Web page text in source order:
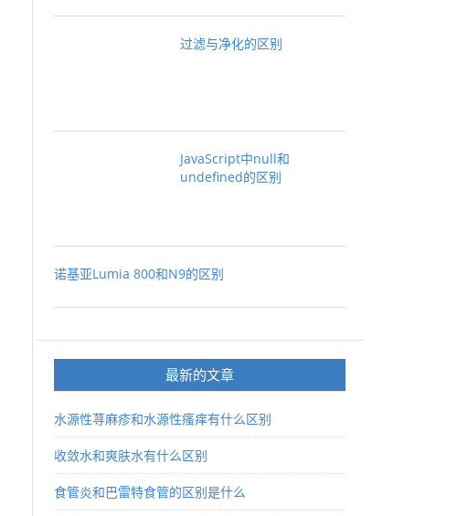
过滤与净化的区别
JavaScript中null和
undefined的区别
诺基亚Lumia 800和N9的区别
最新的文章
水源性荨麻疹和水源性瘙痒有什么区别
收敛水和爽肤水有什么区别
食管炎和巴雷特食管的区别是什么